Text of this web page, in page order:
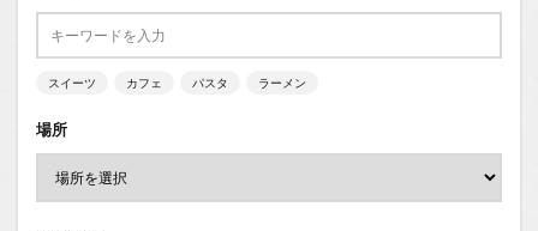
スイーツ カフェ パスタ ラーメン
場所